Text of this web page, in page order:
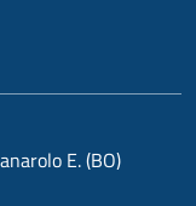
E. (BO)